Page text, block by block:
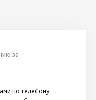
за
по телефону.